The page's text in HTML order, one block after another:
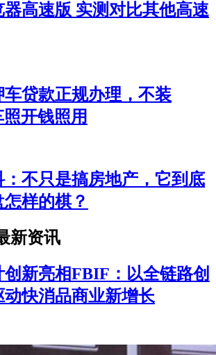
器高速版 实测对比其他高速
车贷款正规办理，不装
照开钱照用
：不只是搞房地产，它到底
样的棋？
新资讯
新亮相FBIF：以全链路创
动快消品商业新增长